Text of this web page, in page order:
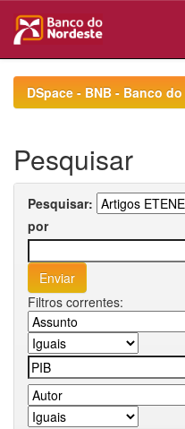
navigationDSpace - BNB - Banco
Pesquisar
Pesquisar:
por
Filtros correntes: